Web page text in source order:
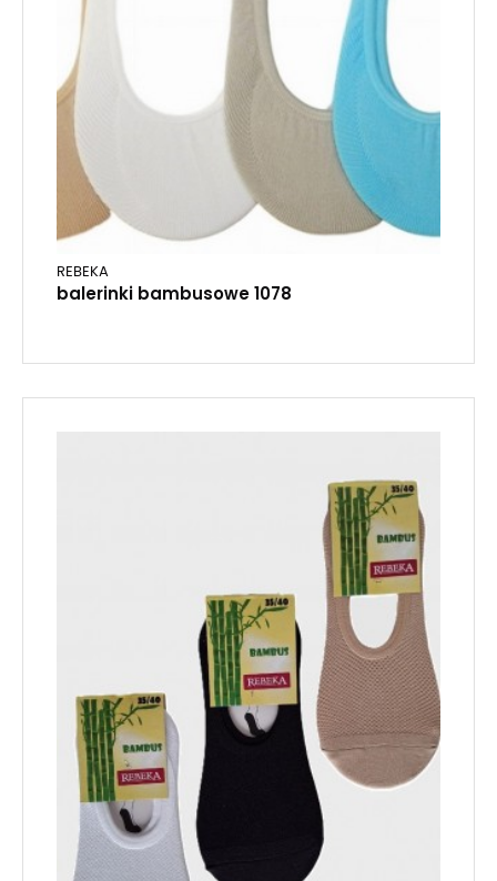
REBEKA
balerinki bambusowe 1078